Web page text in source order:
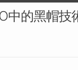
中的黑帽技